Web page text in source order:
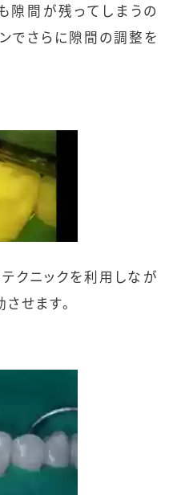
隙間が残ってしまうの
でさらに隙間の調整を
クニックを利用しなが
せます。